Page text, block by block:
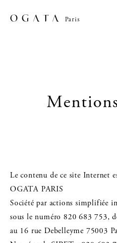
Paris
Le contenu de ce site Internet
OGATA PARIS
Société par actions simplifiée
sous le numéro 820 683 753,
au 16 rue Debelleyme 75003